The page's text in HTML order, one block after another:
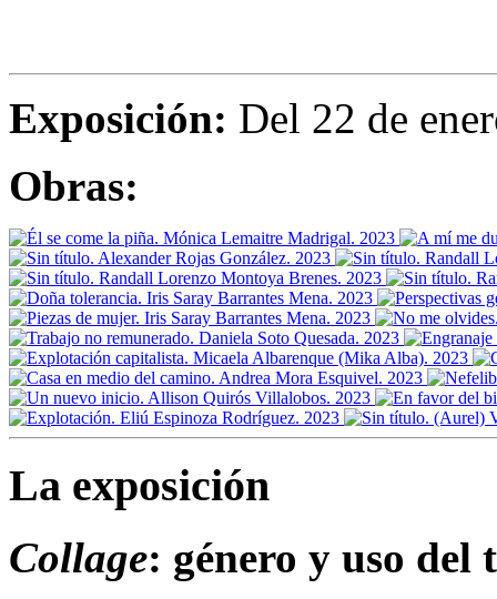
Exposición: Del 22 de
Obras:
La exposición
Collage: género y uso del